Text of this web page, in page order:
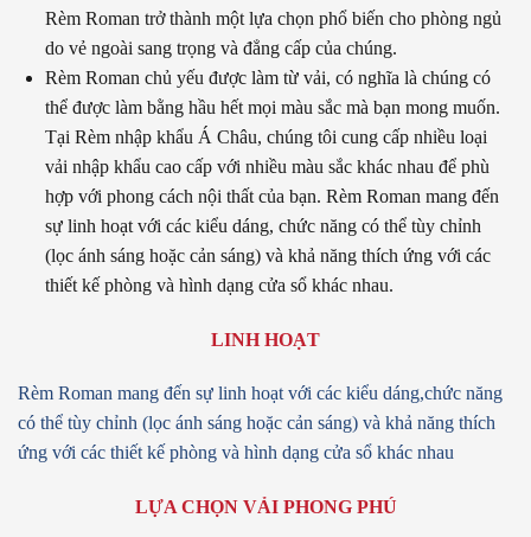
Rèm Roman trở thành một lựa chọn phổ biến cho phòng ngủ
do vẻ ngoài sang trọng và đẳng cấp của chúng.
Rèm Roman chủ yếu được làm từ vải, có nghĩa là chúng có
thể được làm bằng hầu hết mọi màu sắc mà bạn mong muốn.
Tại Rèm nhập khẩu Á Châu, chúng tôi cung cấp nhiều loại
vải nhập khẩu cao cấp với nhiều màu sắc khác nhau để phù
hợp với phong cách nội thất của bạn. Rèm Roman mang đến
sự linh hoạt với các kiểu dáng, chức năng có thể tùy chỉnh
(lọc ánh sáng hoặc cản sáng) và khả năng thích ứng với các
thiết kế phòng và hình dạng cửa sổ khác nhau.
LINH HOẠT
Rèm Roman mang đến sự linh hoạt với các kiểu dáng,chức năng
có thể tùy chỉnh (lọc ánh sáng hoặc cản sáng) và khả năng thích
ứng với các thiết kế phòng và hình dạng cửa sổ khác nhau
LỰA CHỌN VẢI PHONG PHÚ